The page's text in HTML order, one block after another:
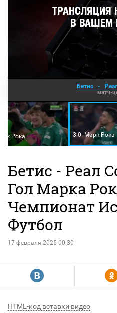
Бетис -
матч-
Рока 3:0. Марк Рока
Бетис - Реал
Гол Марка
Чемпионат
Футбол
17 февраля 2025 00:30
R
HTML-код вставки видео